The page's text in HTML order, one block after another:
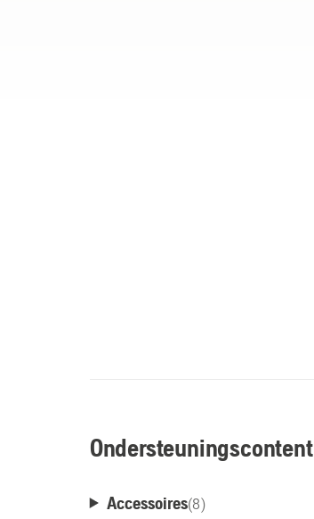
Ondersteuningscontent
Accessoires(8)